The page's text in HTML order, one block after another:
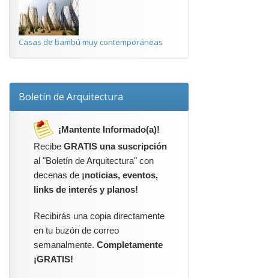
Casas de bambú muy contemporáneas
Boletín de Arquitectura
¡Mantente Informado(a)!
Recibe GRATIS una suscripción
al "Boletín de Arquitectura" con
decenas de ¡noticias, eventos,
links de interés y planos!
Recibirás una copia directamente
en tu buzón de correo
semanalmente. Completamente
¡GRATIS!